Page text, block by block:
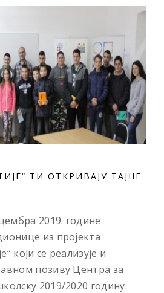
ТИ ОТКРИВАЈУ ТАЈНЕ
2019. године
из пројекта
који се реализује и
позиву Центра за
2019/2020 годину.